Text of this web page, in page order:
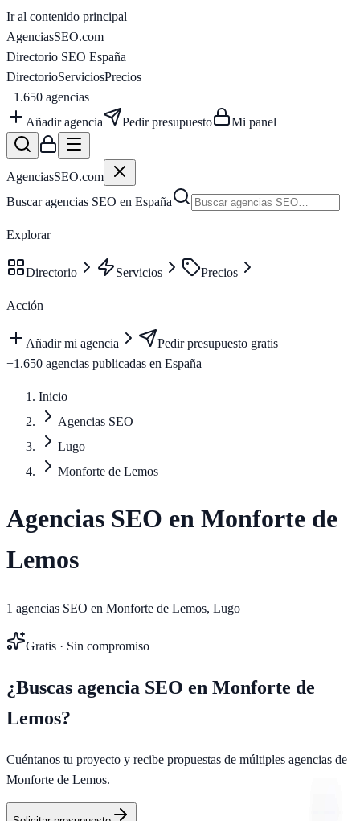
Ir al contenido principal
AgenciasSEO.com
Directorio SEO España
DirectorioServiciosPrecios
+1.650 agencias
Añadir agencia
Pedir presupuesto Mi panel
AgenciasSEO.com
Buscar agencias SEO en España
Explorar
Directorio Servicios Precios
Acción
Añadir mi agencia
Pedir presupuesto gratis
+1.650 agencias publicadas en España
Inicio
Agencias SEO
Lugo
Monforte de Lemos
Agencias SEO en Monforte de
Lemos
1 agencias SEO en Monforte de Lemos, Lugo
Gratis · Sin compromiso
¿Buscas agencia SEO en Monforte de
Lemos?
Cuéntanos tu proyecto y recibe propuestas de múltiples agencias de
Monforte de Lemos.